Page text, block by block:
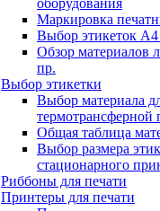
оборудования
Маркировка
Выбор этикеток А4
Обзор материалов
пр.
Выбор этикетки
Выбор материала
термотрансферной
Общая таблица
Выбор размера
стационарного
Риббоны для печати
Принтеры для печати